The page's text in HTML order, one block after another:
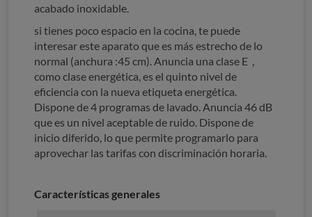
acabado inoxidable.
si tienes poco espacio en la cocina, te puede
interesar este aparato que es más estrecho de lo
normal (anchura :45 cm). Anuncia una clase E ,
como clase energética, es el quinto nivel de
eficiencia con la nueva etiqueta energética.
Dispone de 4 programas de lavado. Anuncia 46 dB
que es un nivel aceptable de ruido. Dispone de
inicio diferido, lo que permite programarlo para
aprovechar las tarifas con discriminación horaria.
Características generales